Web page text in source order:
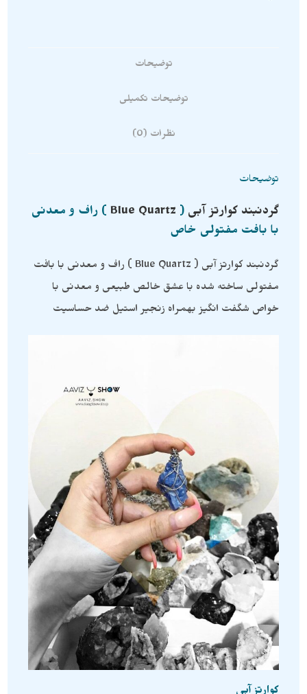
توضیحات
توضیحات تکمیلی
نظرات (0)
توضیحات
گردنبند کوارتز آبی (
Blue Quartz ) راف و معدنی
با بافت مفتولی خاص
گردنبند کوارتز آبی ( Blue Quartz ) راف و معدنی با بافت
مفتولی ساخته شده با عشق خالص طبیعی و معدنی با
خواص شگفت انگیز بهمراه زنجیر استیل ضد حساسیت